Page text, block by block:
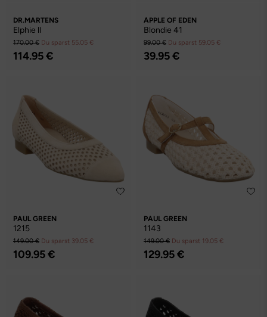
DR.MARTENS
Elphie ll
170.00 € Du sparst 55.05 €
114.95 €
APPLE OF EDEN
Blondie 41
99.00 € Du sparst 59.05 €
39.95 €
PAUL GREEN
1215
149.00 € Du sparst 39.05 €
109.95 €
PAUL GREEN
1143
149.00 € Du sparst 19.05 €
129.95 €